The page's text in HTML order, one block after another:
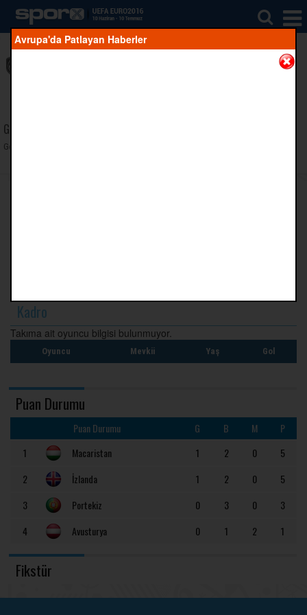
Gelecek Maç
Gelecek maç bulunmuyor.
Kadro
Takıma ait oyuncu bilgisi bulunmuyor.
Oyuncu Mevkii Yaş Gol
Puan Durumu
Puan Durumu G B M
P
1
Macaristan 1 2 0
5
2
İzlanda 1 2 0
5
3
Portekiz 0 3 0
3
4
Avusturya 0 1 2 1
Fikstür
Avrupa'da Patlayan Haberler